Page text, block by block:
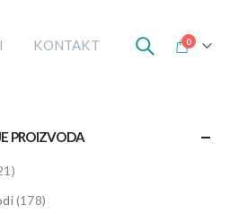
KONTAKT 0
PROIZVODA
(178)